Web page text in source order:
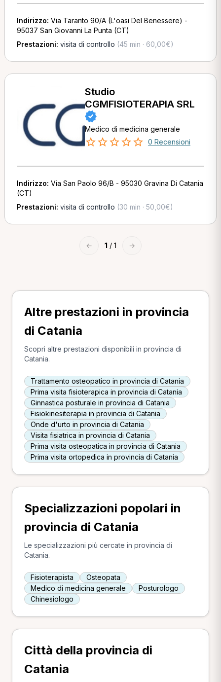
Indirizzo: Via Taranto 90/A (L'oasi Del Benessere) -
95037 San Giovanni La Punta (CT)
Prestazioni: visita di controllo (45 min · 60,00€)
Studio
CGMFISIOTERAPIA SRL
Medico di medicina generale
0 Recensioni
Indirizzo: Via San Paolo 96/B - 95030 Gravina Di Catania
(CT)
Prestazioni: visita di controllo (30 min · 50,00€)
← 1 / 1 →
Altre prestazioni in provincia
di Catania
Scopri altre prestazioni disponibili in provincia di
Catania.
Trattamento osteopatico in provincia di Catania
Prima visita fisioterapica in provincia di Catania
Ginnastica posturale in provincia di Catania
Fisiokinesiterapia in provincia di Catania
Onde d'urto in provincia di Catania
Visita fisiatrica in provincia di Catania
Prima visita osteopatica in provincia di Catania
Prima visita ortopedica in provincia di Catania
Specializzazioni popolari in
provincia di Catania
Le specializzazioni più cercate in provincia di
Catania.
Fisioterapista
Osteopata
Medico di medicina generale
Posturologo
Chinesiologo
Città della provincia di
Catania